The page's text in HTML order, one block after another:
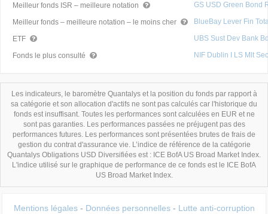
Meilleur fonds ISR – meilleure notation GS USD Green Bond
Meilleur fonds – meilleure notation – le moins cher BlueBay Lever Fin
ETF UBS Sust Dev Bank
Fonds le plus consulté NIF Dublin I LS Mlt
Les indicateurs, le baromètre Quantalys et la position du fonds par rapport à
sa catégorie et son allocation d'actifs ne sont pas calculés car l'historique du
fonds est insuffisant. Toutes les performances sont calculées en EUR et ne
sont pas garanties. Les performances passées ne préjugent pas des
performances futures. Les performances sont présentées brutes de frais de
gestion du contrat d'assurance vie. L’indice de référence de la catégorie
Quantalys Obligations USD Diversifiées est : ICE BofA US Broad Market Index.
L'indice utilisé sur le graphique de performance de ce fonds est le ICE BofA
US Broad Market Index.
Mentions légales - Données personnelles - Lutte anti-corruption